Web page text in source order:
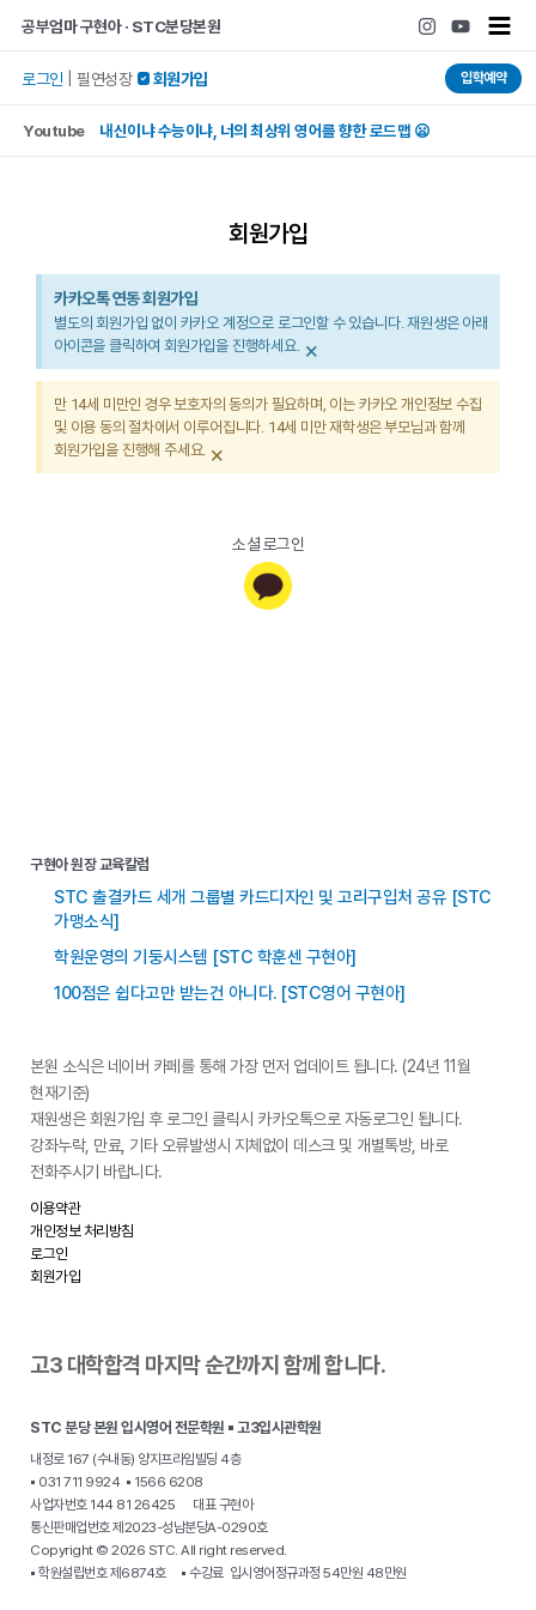
건너뛰기
공부엄마 구현아 · STC분당본원
Main
로그인 필연성장  회원가입 입학예약
Youtube 내신이냐 수능이냐, 너의 최상위 영어를 향한 로드맵 😦
회원가입
카카오톡 연동 회원가입
별도의 회원가입 없이 카카오 계정으로 로그인할 수 있습니다. 재원생은 아래
아이콘을 클릭하여 회원가입을 진행하세요. ×
만 14세 미만인 경우 보호자의 동의가 필요하며, 이는 카카오 개인정보 수집
및 이용 동의 절차에서 이루어집니다. 14세 미만 재학생은 부모님과 함께
회원가입을 진행해 주세요. ×
소셜 로그인
구현아 원장 교육칼럼
STC 출결카드 세개 그룹별 카드디자인 및 고리구입처 공유 [STC
가맹소식]
학원운영의 기둥시스템 [STC 학훈센 구현아]
100점은 쉽다고만 받는건 아니다. [STC영어 구현아]
본원 소식은 네이버 카페를 통해 가장 먼저 업데이트 됩니다. (24년 11월
현재기준)
재원생은 회원가입 후 로그인 클릭시 카카오톡으로 자동로그인 됩니다.
강좌누락, 만료, 기타 오류발생시 지체없이 데스크 및 개별톡방, 바로
전화주시기 바랍니다.
이용약관
개인정보 처리방침
로그인
회원가입
고3 대학합격 마지막 순간까지 함께 합니다.
STC 분당 본원 입시영어 전문학원 ▪ 고3입시관학원
내정로 167 (수내동) 양지프라임빌딩 4층
▪ 031 711 9924 ▪ 1566 6208
사업자번호 144 81 26425 대표 구현아
통신판매업번호 제2023-성남분당A-0290호
Copyright © 2026 STC. All right reserved.
▪ 학원설립번호 제6874호 ▪ 수강료 입시영어정규과정 54만원 48만원